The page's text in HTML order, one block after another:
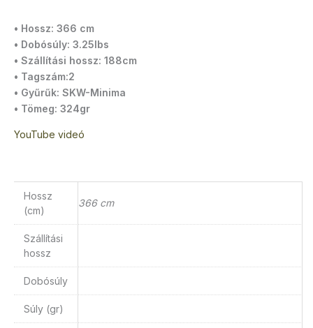
• Hossz: 366 cm
• Dobósúly: 3.25lbs
• Szállítási hossz: 188cm
• Tagszám:2
• Gyűrűk: SKW-Minima
• Tömeg: 324gr
YouTube videó
Hossz
(cm)
366 cm
Szállítási
hossz
Dobósúly
Súly (gr)